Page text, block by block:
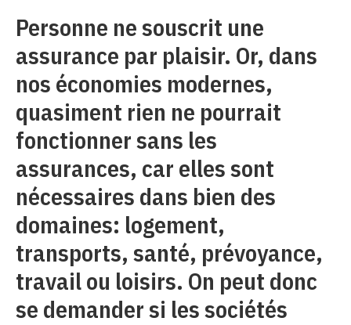
Personne ne souscrit une
assurance par plaisir. Or, dans
nos économies modernes,
quasiment rien ne pourrait
fonctionner sans les
assurances, car elles sont
nécessaires dans bien des
domaines: logement,
transports, santé, prévoyance,
travail ou loisirs. On peut donc
se demander si les sociétés